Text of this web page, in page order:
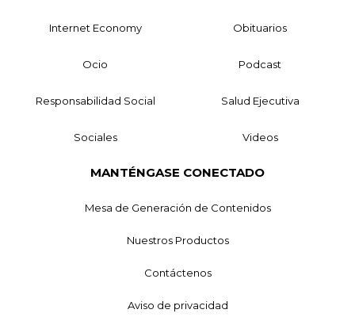
Internet Economy Obituarios
Ocio Podcast
Responsabilidad Social Salud Ejecutiva
Sociales Videos
MANTÉNGASE CONECTADO
Mesa de Generación de Contenidos
Nuestros Productos
Contáctenos
Aviso de privacidad